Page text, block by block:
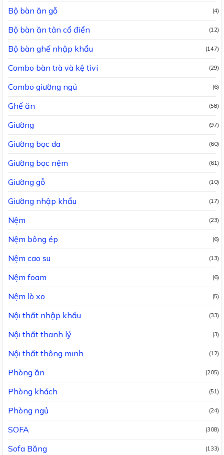
Bộ bàn ăn gỗ (4)
Bộ bàn ăn tân cổ điển (12)
Bộ bàn ghế nhập khẩu (147)
Combo bàn trà và kệ tivi (29)
Combo giường ngủ (6)
Ghế ăn (58)
Giường (97)
Giường bọc da (60)
Giường bọc nệm (61)
Giường gỗ (10)
Giường nhập khẩu (17)
Nệm (23)
Nệm bông ép (6)
Nệm cao su (13)
Nệm foam (6)
Nệm lò xo (5)
Nội thất nhập khẩu (33)
Nội thất thanh lý (3)
Nội thất thông minh (12)
Phòng ăn (205)
Phòng khách (51)
Phòng ngủ (24)
SOFA (308)
Sofa Băng (133)